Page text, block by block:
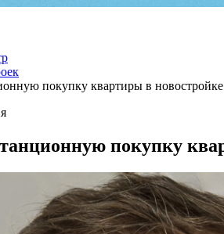
покупку квартиры в
покупку